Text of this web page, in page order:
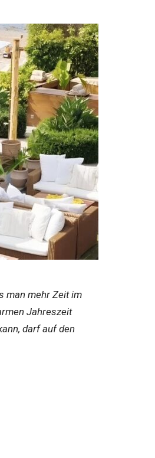
man mehr Zeit im
Jahreszeit
darf auf den